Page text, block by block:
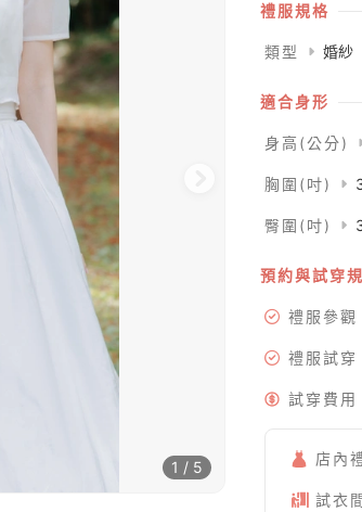
1 / 5
禮服規格
類型 婚紗
適合身形
身高(公分)
胸圍(吋)
臀圍(吋)
預約與試穿
禮服參觀
禮服試穿
試穿費用
店內
試衣